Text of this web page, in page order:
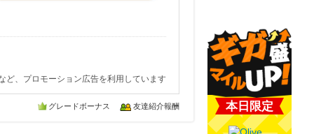
ど、プロモーション広告を利用しています
グレードボーナス 友達紹介報酬 本日限定